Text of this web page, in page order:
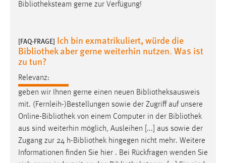
Bibliotheksteam gerne zur Verfügung!
[FAQ-FRAGE] Ich bin exmatrikuliert, würde die
Bibliothek aber gerne weiterhin nutzen. Was ist
zu tun?
Relevanz:
geben wir Ihnen gerne einen neuen Bibliotheksausweis
mit. (Fernleih-)Bestellungen sowie der Zugriff auf unsere
Online-Bibliothek von einem Computer in der Bibliothek
aus sind weiterhin möglich, Ausleihen [...] aus sowie der
Zugang zur 24 h-Bibliothek hingegen nicht mehr. Weitere
Informationen finden Sie hier . Bei Rückfragen wenden Sie